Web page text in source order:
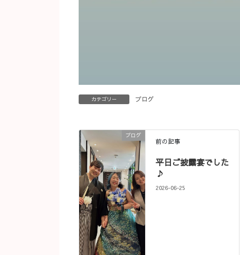
カテゴリー ブログ
ブログ
前の記事
平日ご披露宴でした
♪
2026-06-25